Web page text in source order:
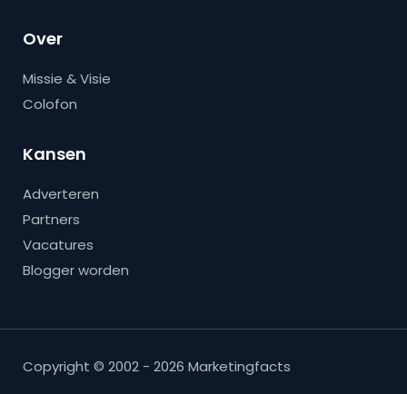
Over
Missie & Visie
Colofon
Kansen
Adverteren
Partners
Vacatures
Blogger worden
Copyright © 2002 - 2026 Marketingfacts